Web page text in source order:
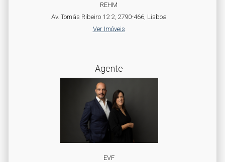
REHM
Av. Tomás Ribeiro 12 2, 2790-466, Lisboa
Ver Imóveis
Agente
EVF